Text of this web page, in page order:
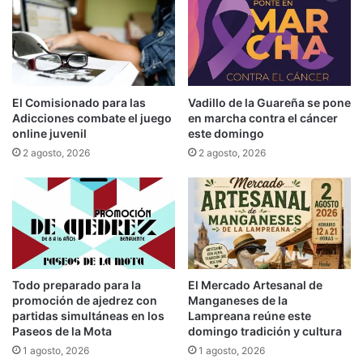
El Comisionado para las
Adicciones combate el juego
online juvenil
2 agosto, 2026
Vadillo de la Guareña se pone
en marcha contra el cáncer
este domingo
2 agosto, 2026
Todo preparado para la
promoción de ajedrez con
partidas simultáneas en los
Paseos de la Mota
1 agosto, 2026
El Mercado Artesanal de
Manganeses de la
Lampreana reúne este
domingo tradición y cultura
1 agosto, 2026